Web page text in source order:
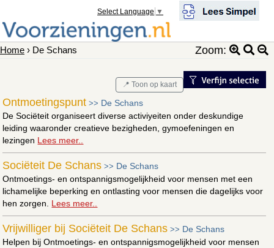
Select Language ▼
Home › De Schans Zoom:
📍 Toon op kaart
Ontmoetingspunt >> De Schans
De Sociëteit organiseert diverse activiyeiten onder deskundige
leiding waaronder creatieve bezigheden, gymoefeningen en
lezingen Lees meer..
Sociëteit De Schans >> De Schans
Ontmoetings- en ontspannigsmogelijkheid voor mensen met een
lichamelijke beperking en ontlasting voor mensen die dagelijks voor
hen zorgen. Lees meer..
Vrijwilliger bij Sociëteit De Schans >> De Schans
Helpen bij Ontmoetings- en ontspannigsmogelijkheid voor mensen